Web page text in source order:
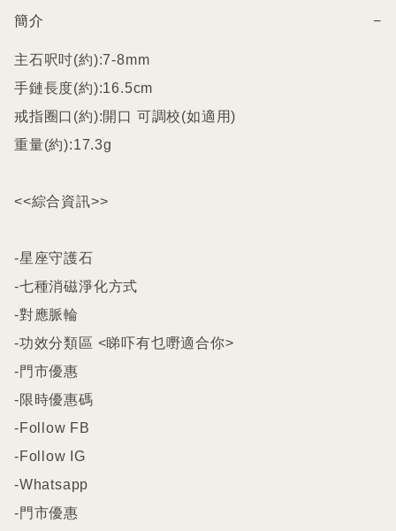
簡介 −
主石呎吋(約):7-8mm
手鏈長度(約):16.5cm
戒指圈口(約):開口 可調校(如適用)
重量(約):17.3g
<<綜合資訊>>
-星座守護石
-七種消磁淨化方式
-對應脈輪
-功效分類區 <睇吓有乜嘢適合你>
-門市優惠
-限時優惠碼
-Follow FB
-Follow IG
-Whatsapp
-門市優惠